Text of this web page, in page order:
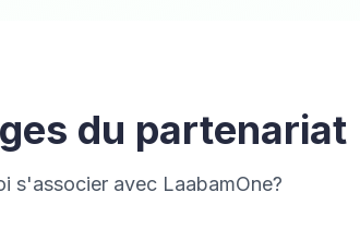
du partenariat
s'associer avec LaabamOne?